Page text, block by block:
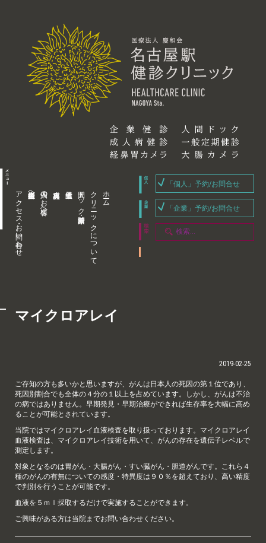
アクセス・お問い合わせ 企業内担当者様へ 個人のお客様へ 人間ドック・健康診断 クリニックについて ホーム
「個人」予約/お問合せ
「企業」予約/お問合せ
マイクロアレイ
2019-02-25
ご存知の方も多いかと思いますが、がんは日本人の死因の第１位であり、
死因別割合でも全体の４分の１以上を占めています。しかし、がんは不治
の病ではありません。早期発見・早期治療ができれば生存率を大幅に高め
ることが可能とされています。
当院ではマイクロアレイ血液検査を取り扱っております。マイクロアレイ
血液検査は、マイクロアレイ技術を用いて、がんの存在を遺伝子レベルで
測定します。
対象となるのは胃がん・大腸がん・すい臓がん・胆道がんです。これら４
種のがんの有無についての感度・特異度は９０％を超えており、高い精度
で判別を行うことが可能です。
血液を５ｍｌ採取するだけで実施することができます。
ご興味がある方は当院までお問い合わせください。